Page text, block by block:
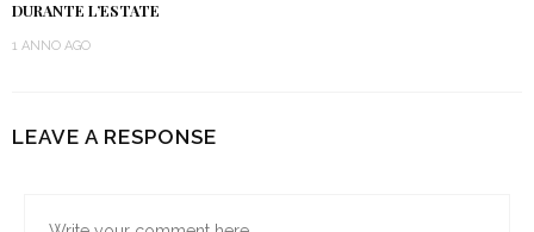
DURANTE L’ESTATE
1 ANNO AGO
LEAVE A RESPONSE